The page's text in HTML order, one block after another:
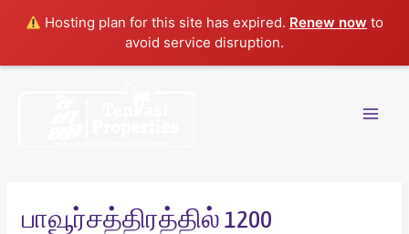
Hosting plan for this site has expired. Renew now to
avoid service disruption.
பாவூர்சத்திரத்தில் 1200